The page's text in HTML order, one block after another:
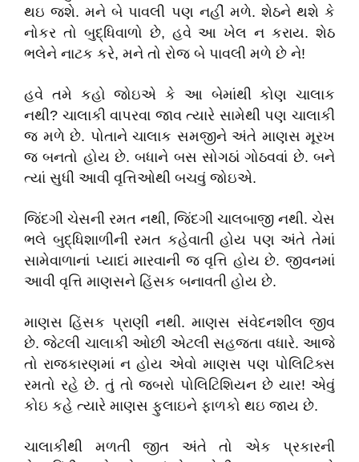
થઇ જશે. મને બે પાવલી પણ નહીં મળે. શેઠને થશે કે
નોકર તો બુદ્ધિવાળો છે, હવે આ ખેલ ન કરાય. શેઠ
ભલેને નાટક કરે, મને તો રોજ બે પાવલી મળે છે ને!
હવે તમે કહો જોઇએ કે આ બેમાંથી કોણ ચાલાક
નથી? ચાલાકી વાપરવા જાવ ત્યારે સામેથી પણ ચાલાકી
જ મળે છે. પોતાને ચાલાક સમજીને અંતે માણસ મૂરખ
જ બનતો હોય છે. બધાને બસ સોગઠાં ગોઠવવાં છે. બને
ત્યાં સુધી આવી વૃત્તિઓથી બચવું જોઇએ.
જિંદગી ચેસની રમત નથી, જિંદગી ચાલબાજી નથી. ચેસ
ભલે બુદ્ધિશાળીની રમત કહેવાતી હોય પણ અંતે તેમાં
સામેવાળાનાં પ્યાદાં મારવાની જ વૃત્તિ હોય છે. જીવનમાં
આવી વૃત્તિ માણસને હિંસક બનાવતી હોય છે.
માણસ હિંસક પ્રાણી નથી. માણસ સંવેદનશીલ જીવ
છે. જેટલી ચાલાકી ઓછી એટલી સહજતા વધારે. આજે
તો રાજકારણમાં ન હોય એવો માણસ પણ પોલિટિક્સ
રમતો રહે છે. તું તો જબરો પોલિટિશિયન છે યાર! એવું
કોઇ કહે ત્યારે માણસ ફુલાઇને ફાળકો થઇ જાય છે.
ચાલાકીથી મળતી જીત અંતે તો એક પ્રકારની